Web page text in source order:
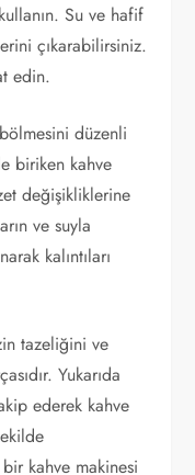
Su ve hafif
çıkarabilirsiniz.
edin.
düzenli
biriken kahve
değişikliklerine
ve suyla
kalıntıları
tazeliğini ve
Yukarıda
ederek kahve
kahve makinesi